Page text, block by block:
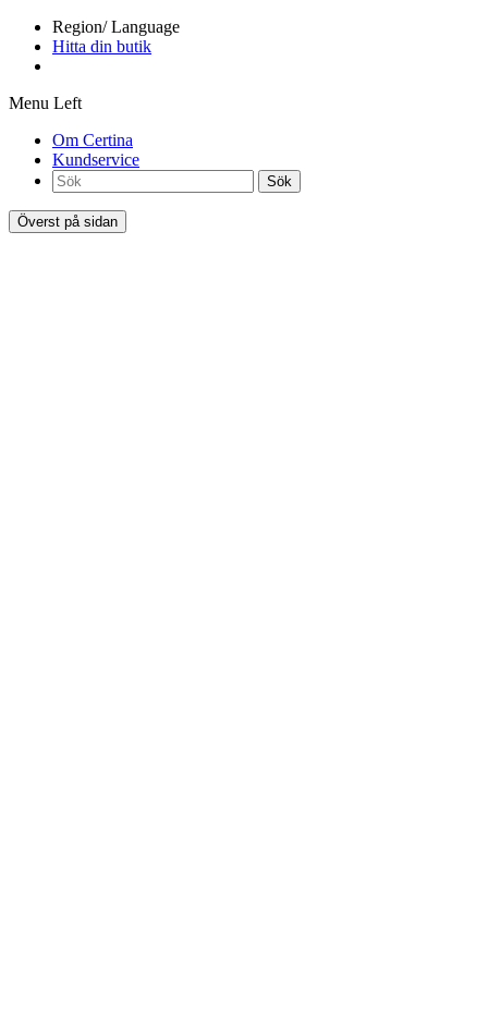
Region/ Language
Hitta din butik
Menu Left
Om Certina
Kundservice
Sök
Överst på sidan